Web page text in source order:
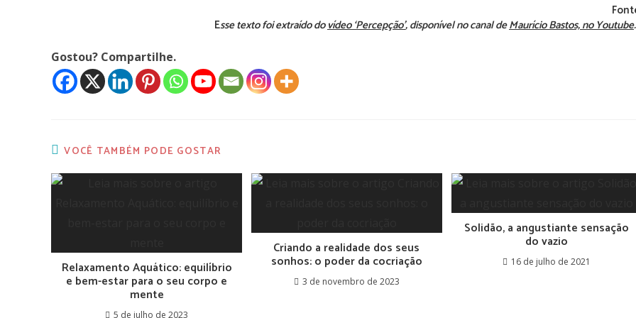
Esse texto foi extraído dovídeo ‘Percepção’, disponível no canal deMaurício Bastos, no Youtube
Gostou? Compartilhe.
VOCÊ TAMBÉM PODE GOSTAR
Relaxamento Aquático: equilíbrio
e bem-estar para o seu corpo e
mente
5 de julho de 2023
Criando a realidade dos seus
sonhos: o poder da cocriação
3 de novembro de 2023
Solidão, a angustiante sensação
do vazio
16 de julho de 2021